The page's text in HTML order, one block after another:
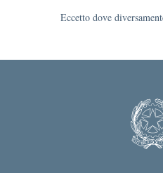
Eccetto dove